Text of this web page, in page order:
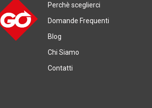
Perchè sceglierci
Domande Frequenti
Blog
Chi Siamo
Contatti